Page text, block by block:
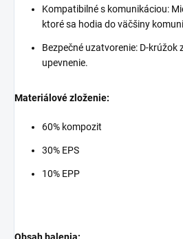
Kompatibilné s komunikáciou:
ktoré sa hodia do väčšiny
Bezpečné uzatvorenie: D-
upevnenie.
Materiálové zloženie:
60% kompozit
30% EPS
10% EPP